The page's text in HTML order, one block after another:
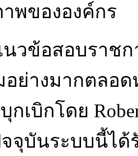
พขององค์กร
วข้อสอบราชก
ย่างมากตลอ
กเบิกโดย
จุบันระบบนี้ไ